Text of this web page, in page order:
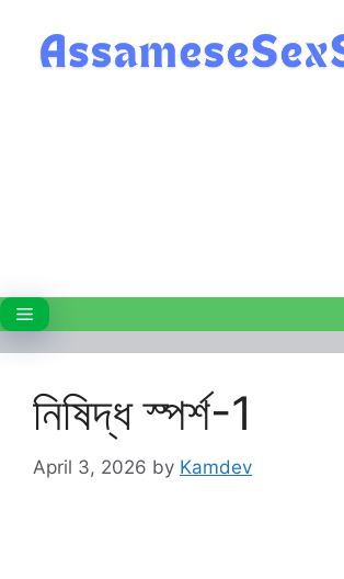
content
Menu
নিষিদ্ধ স্পৰ্শ-1
April 3, 2026 by Kamdev